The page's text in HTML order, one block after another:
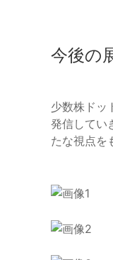
今後の
少数株ドッ
発信してい
たな視点を